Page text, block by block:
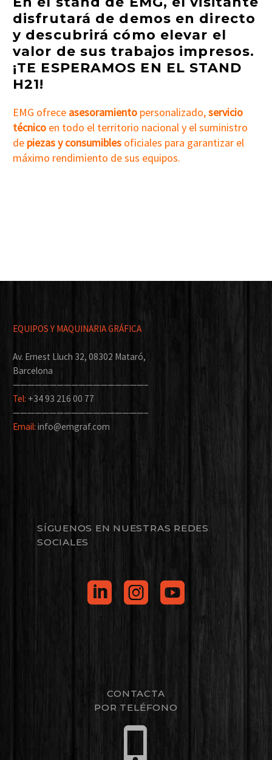
disfrutará de demos en directo
y descubrirá cómo elevar el
valor de sus trabajos impresos.
¡TE ESPERAMOS EN EL STAND
H21!
EMG ofrece asesoramiento personalizado,servicio
técnico en todo el territorio nacional y el suministro
de piezas y consumibles oficiales para garantizar el
máximo rendimiento de sus equipos.
EQUIPOS Y MAQUINARIA GRÁFICA
Av. Ernest Lluch 32, 08302 Mataró,
Barcelona
——————————————————–
Tel: +34 93 216 00 77
——————————————————–
Email: info@emgraf.com
SÍGUENOS EN NUESTRAS REDES
SOCIALES
CONTACTA
POR TELÉFONO